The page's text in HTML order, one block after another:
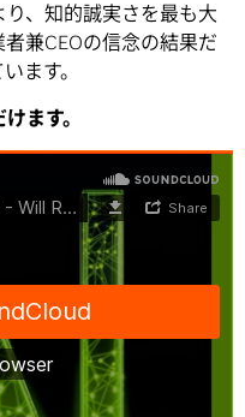
、知的誠実さを最も大
兼CEOの信念の結果だ
ます。
ます。